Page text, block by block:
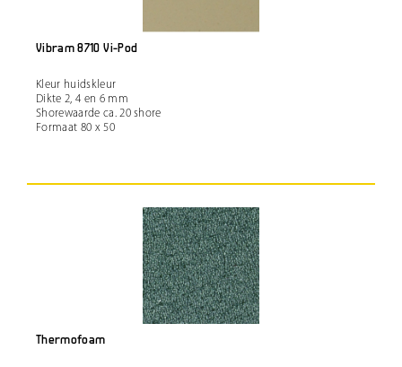
Vibram 8710 Vi-Pod
Kleur huidskleur
Dikte 2, 4 en 6 mm
Shorewaarde ca. 20 shore
Formaat 80 x 50
Thermofoam